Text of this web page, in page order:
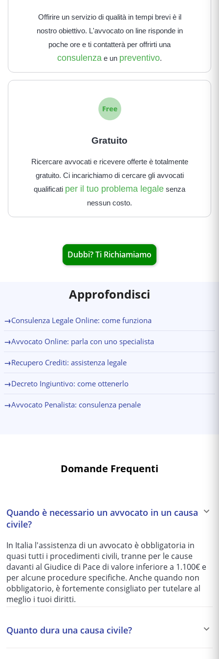
Offirire un servizio di qualità in tempi brevi è il
nostro obiettivo. L'avvocato on line risponde in
poche ore e ti contatterà per offrirti una
consulenza e un preventivo.
Gratuito
Ricercare avvocati e ricevere offerte è totalmente
gratuito. Ci incarichiamo di cercare gli avvocati
qualificati per il tuo problema legale senza
nessun costo.
Dubbi? Ti Richiamiamo
Approfondisci
→Consulenza Legale Online: come funziona
→Avvocato Online: parla con uno specialista
→Recupero Crediti: assistenza legale
→Decreto Ingiuntivo: come ottenerlo
→Avvocato Penalista: consulenza penale
Domande Frequenti
Quando è necessario un avvocato in un causa
civile?
In Italia l'assistenza di un avvocato è obbligatoria in
quasi tutti i procedimenti civili, tranne per le cause
davanti al Giudice di Pace di valore inferiore a 1.100€ e
per alcune procedure specifiche. Anche quando non
obbligatorio, è fortemente consigliato per tutelare al
meglio i tuoi diritti.
Quanto dura una causa civile?